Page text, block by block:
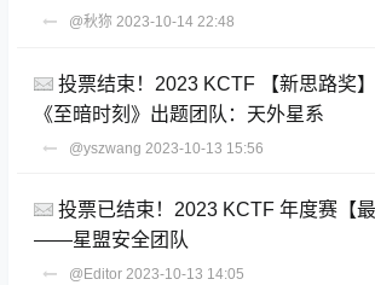
@秋狝 2023-10-14 22:48
投票结束！2023 KCTF 【新思路奖
《至暗时刻》出题团队：天外星系
@yszwang 2023-10-13 15:56
投票已结束！2023 KCTF 年度赛【最
——星盟安全团队
@Editor 2023-10-13 14:05